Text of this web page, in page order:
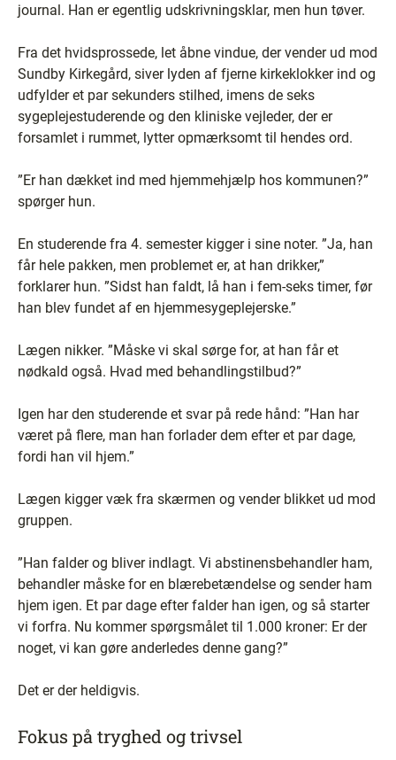
journal. Han er egentlig udskrivningsklar, men hun tøver.
Fra det hvidsprossede, let åbne vindue, der vender ud mod
Sundby Kirkegård, siver lyden af fjerne kirkeklokker ind og
udfylder et par sekunders stilhed, imens de seks
sygeplejestuderende og den kliniske vejleder, der er
forsamlet i rummet, lytter opmærksomt til hendes ord.
”Er han dækket ind med hjemmehjælp hos kommunen?”
spørger hun.
En studerende fra 4. semester kigger i sine noter. ”Ja, han
får hele pakken, men problemet er, at han drikker,”
forklarer hun. ”Sidst han faldt, lå han i fem-seks timer, før
han blev fundet af en hjemmesygeplejerske.”
Lægen nikker. ”Måske vi skal sørge for, at han får et
nødkald også. Hvad med behandlingstilbud?”
Igen har den studerende et svar på rede hånd: ”Han har
været på flere, man han forlader dem efter et par dage,
fordi han vil hjem.”
Lægen kigger væk fra skærmen og vender blikket ud mod
gruppen.
”Han falder og bliver indlagt. Vi abstinensbehandler ham,
behandler måske for en blærebetændelse og sender ham
hjem igen. Et par dage efter falder han igen, og så starter
vi forfra. Nu kommer spørgsmålet til 1.000 kroner: Er der
noget, vi kan gøre anderledes denne gang?”
Det er der heldigvis.
Fokus på tryghed og trivsel